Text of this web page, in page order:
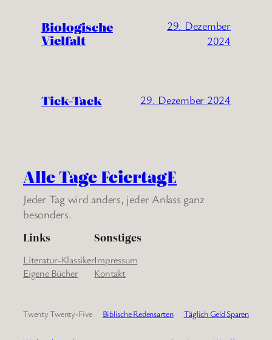
Biologische
Vielfalt
29. Dezember
2024
Tick-Tack 29. Dezember 2024
Alle Tage FeiertagE
Jeder Tag wird anders, jeder Anlass ganz
besonders.
Links
Literatur-Klassiker
Eigene Bücher
Sonstiges
Impressum
Kontakt
Twenty Twenty-Five Biblische Redensarten Täglich Geld Sparen